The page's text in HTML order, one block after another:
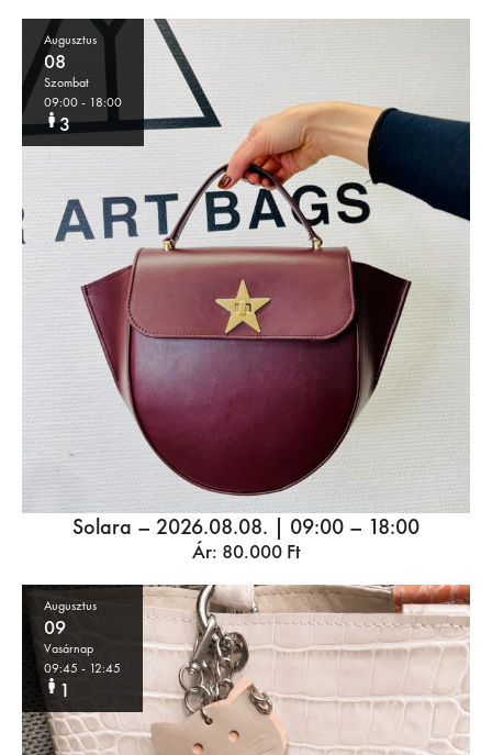
Augusztus
08
Szombat
09:00- 18:00
3
Solara – 2026.08.08. | 09:00 – 18:00
Ár: 80.000 Ft
Augusztus
09
Vasárnap
09:45 - 12:45
1